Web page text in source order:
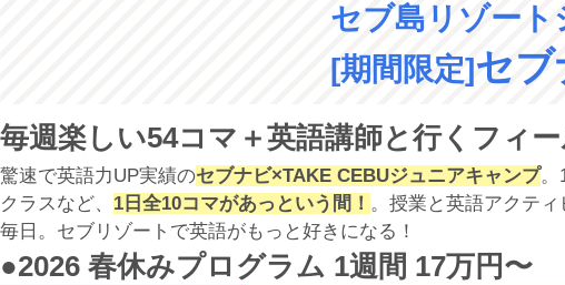
セブ島リゾー
[期間限定]セ
毎週楽しい54コマ＋英語講師と行くフィ
驚速で英語力UP実績のセブナビ×TAKE CEBUジュニアキャンプ。
クラスなど、 1日全10コマがあっという間！ 。授業と英語アクテ
毎日。セブリゾートで英語がもっと好きになる！
●2026 春休みプログラム 1週間 17万円〜